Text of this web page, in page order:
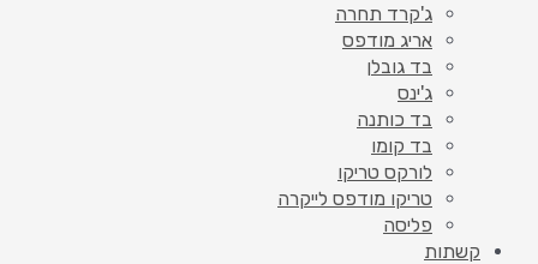
ג'קרד תחרה
אריג מודפס
בד גובלן
ג'ינס
בד כותנה
בד קומו
לורקס טריקו
טריקו מודפס לייקרה
פליסה
קשתות